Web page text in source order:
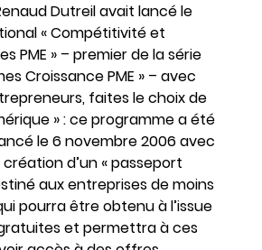
Dutreil avait lancé le
« Compétitivité et
PME » – premier de la série
Croissance PME » – avec
faites le choix de
» : ce programme a été
le 6 novembre 2006 avec
d’un « passeport
aux entreprises de moins
pourra être obtenu à l’issue
et permettra à ces